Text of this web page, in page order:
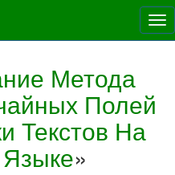
Метода
Полей
Текстов На
»